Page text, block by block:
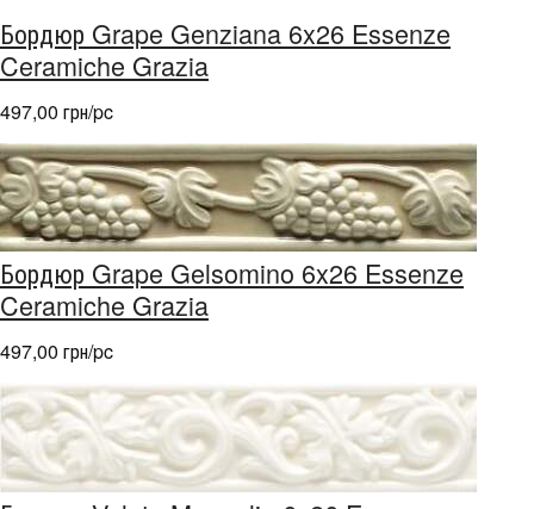
Бордюр Grape Genziana 6x26 Essenze
Ceramiche Grazia
497,00 грн/pc
Бордюр Grape Gelsomino 6x26 Essenze
Ceramiche Grazia
497,00 грн/pc